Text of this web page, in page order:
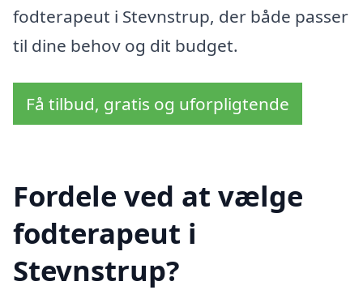
fodterapeut i Stevnstrup, der både passer
til dine behov og dit budget.
Få tilbud, gratis og uforpligtende
Fordele ved at vælge
fodterapeut i
Stevnstrup?